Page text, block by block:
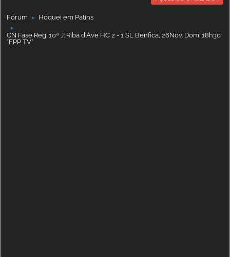
Fórum ► Hóquei em Patins
►
CN Fase Reg. 10ª J: Riba d'Ave HC 2 - 1 SL Benfica, 26Nov. Dom. 18h30
*FPP TV*